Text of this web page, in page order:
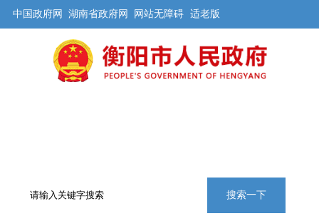
中国政府网 湖南省政府网 网站无障碍 适老版
搜索一下